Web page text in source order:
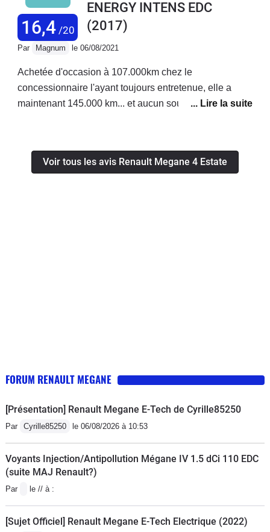
16,4/20
ENERGY INTENS EDC
(2017)
Par Magnum le 06/08/2021
Achetée d'occasion à 107.000km chez le
concessionnaire l'ayant toujours entretenue, elle a
maintenant 145.000 km... et aucun souci mécanique /
très bel équilibre entre confort et agrément de conduite:
amortissement soyeux et progressif (mais un peu trop
elle, est plus sujette à la critique (conception). Douce
réactivité à très basse vitesse et les rapports de boîte /
pont et le logiciel sont mal étudiés: la 1ère monte trop
surcroît sont trop courts et coupent l'élan de la voiture
au démarrage. Et en 6ème sur autoroute, le régime
moteur est trop élevé (et donc le niveau sonore).
agréable, plutôt bien fini (dommage pour ces
Voir tous les avis Renault Megane 4 Estate
FORUM RENAULT MEGANE
[Présentation] Renault Megane E-Tech de Cyrille85250
Par Cyrille85250 le 06/08/2026 à 10:53
Voyants Injection/Antipollution Mégane IV 1.5 dCi 110 EDC
(suite MAJ Renault?)
Par le // à :
[Sujet Officiel] Renault Megane E-Tech Electrique (2022)